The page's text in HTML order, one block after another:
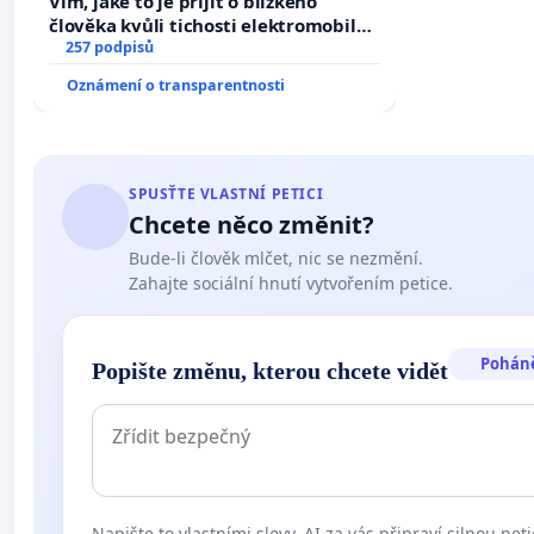
člověka kvůli tichosti elektromobilů,
nečekejme, až přibydou další,
zaveďme slyšitelná auta!
257 podpisů
Oznámení o transparentnosti
SPUSŤTE VLASTNÍ PETICI
Chcete něco změnit?
Bude-li člověk mlčet, nic se nezmění.
Zahajte sociální hnutí vytvořením petice.
Popište změnu, kterou chcete vidět